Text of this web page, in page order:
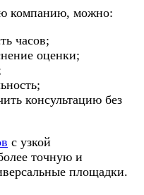
компанию, можно:
часов;
оценки;
консультацию без
с узкой
точную и
площадки.